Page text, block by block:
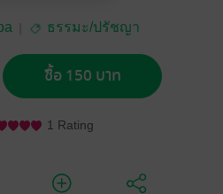
ธรรมะ/ปรัชญา
ซื้อ 150 บาท
1 Rating